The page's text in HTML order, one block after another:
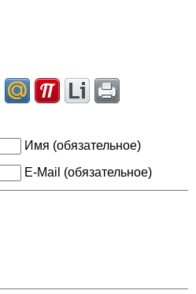
Имя (обязательное)
E-Mail (обязательное)